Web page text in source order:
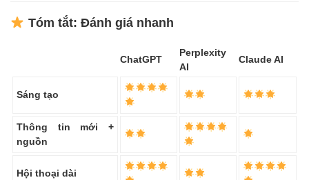
Tóm tắt: Đánh giá nhanh
ChatGPT
Perplexity
AI
Claude AI
Sáng tạo
Thông tin mới +
nguồn
Hội thoại dài